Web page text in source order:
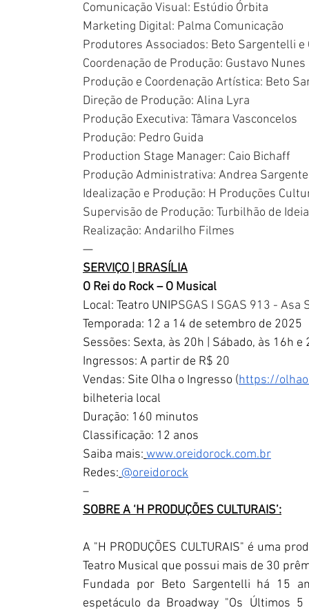
Comunicação Visual: Estúdio Órbita
Marketing Digital: Palma Comunicação
Produtores Associados: Beto Sargentelli e
Coordenação de Produção: Gustavo Nunes
Produção e Coordenação Artística: Beto
Direção de Produção: Alina Lyra
Produção Executiva: Tâmara Vasconcelos
Produção: Pedro Guida
Production Stage Manager: Caio Bichaff
Produção Administrativa: Andrea
Idealização e Produção: H Produções
Supervisão de Produção: Turbilhão de
Realização: Andarilho Filmes
—
SERVIÇO | BRASÍLIA
O Rei do Rock – O Musical
Local: Teatro UNIPSGAS I SGAS 913 - Asa
Temporada: 12 a 14 de setembro de 2025
Sessões: Sexta, às 20h | Sábado, às 16h
Ingressos: A partir de R$ 20
Vendas: Site Olha o Ingresso (https://
bilheteria local
Duração: 160 minutos
Classificação: 12 anos
Saiba mais: www.oreidorock.com.br
Redes: @oreidorock
–
SOBRE A ‘H PRODUÇÕES CULTURAIS’:
A "H PRODUÇŌES CULTURAIS" é uma
Teatro Musical que possui mais de 30
Fundada por Beto Sargentelli há 15
espetáculo da Broadway "Os Últimos